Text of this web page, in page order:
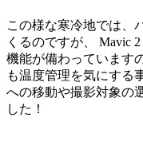
この様な寒冷地では、
くるのですが、 Mavic
機能が備わっています
も温度管理を気にする
への移動や撮影対象の
した！